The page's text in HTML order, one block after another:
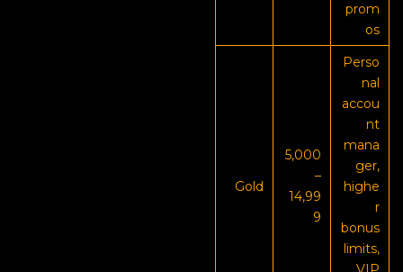
prom
os
Gold
5,000
–
14,99
9
Perso
nal
accou
nt
mana
ger,
highe
r
bonus
limits,